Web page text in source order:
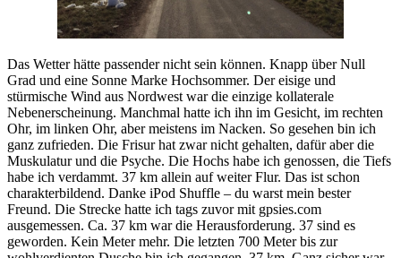
Das Wetter hätte passender nicht sein können. Knapp über Null
Grad und eine Sonne Marke Hochsommer. Der eisige und
stürmische Wind aus Nordwest war die einzige kollaterale
Nebenerscheinung. Manchmal hatte ich ihn im Gesicht, im rechten
Ohr, im linken Ohr, aber meistens im Nacken. So gesehen bin ich
ganz zufrieden. Die Frisur hat zwar nicht gehalten, dafür aber die
Muskulatur und die Psyche. Die Hochs habe ich genossen, die Tiefs
habe ich verdammt. 37 km allein auf weiter Flur. Das ist schon
charakterbildend. Danke iPod Shuffle – du warst mein bester
Freund. Die Strecke hatte ich tags zuvor mit gpsies.com
ausgemessen. Ca. 37 km war die Herausforderung. 37 sind es
geworden. Kein Meter mehr. Die letzten 700 Meter bis zur